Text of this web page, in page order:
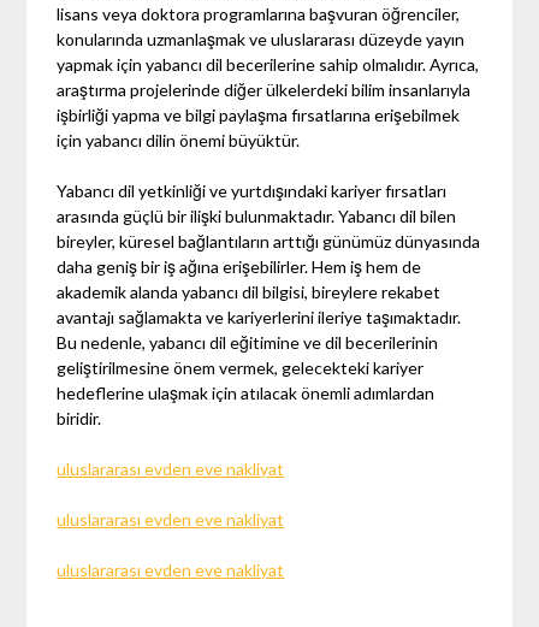
lisans veya doktora programlarına başvuran öğrenciler,
konularında uzmanlaşmak ve uluslararası düzeyde yayın
yapmak için yabancı dil becerilerine sahip olmalıdır. Ayrıca,
araştırma projelerinde diğer ülkelerdeki bilim insanlarıyla
işbirliği yapma ve bilgi paylaşma fırsatlarına erişebilmek
için yabancı dilin önemi büyüktür.
Yabancı dil yetkinliği ve yurtdışındaki kariyer fırsatları
arasında güçlü bir ilişki bulunmaktadır. Yabancı dil bilen
bireyler, küresel bağlantıların arttığı günümüz dünyasında
daha geniş bir iş ağına erişebilirler. Hem iş hem de
akademik alanda yabancı dil bilgisi, bireylere rekabet
avantajı sağlamakta ve kariyerlerini ileriye taşımaktadır.
Bu nedenle, yabancı dil eğitimine ve dil becerilerinin
geliştirilmesine önem vermek, gelecekteki kariyer
hedeflerine ulaşmak için atılacak önemli adımlardan
biridir.
uluslararası evden eve nakliyat
uluslararası evden eve nakliyat
uluslararası evden eve nakliyat